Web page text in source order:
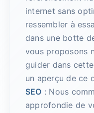
internet sans
ressembler à
dans une botte
vous proposons
guider dans
un aperçu de ce
SEO : Nous
approfondie de